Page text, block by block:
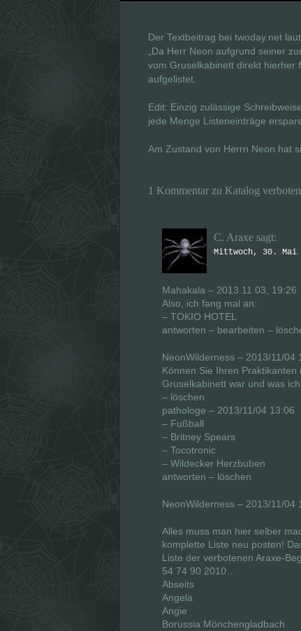
Der Textbeitrag bei twoday.net
„Da Herr Neon aufgrund seiner
vom Gruselkabinett direkt hierher
aufgelistet.
Edit: Einzig zulässige
jede Menge Listeneinträge
Am Zustand von Herrn Neon hat
1 Kommentar zu Katalog
C. Araxe sagt:
Mittwoch, 30. Mai
Mahakala – 2013.11.03, 19:26
Also, ich fang mal an:
– TOKIO HOTEL
antworten – bearbeiten –
NeonWilderness – 2013/11/04
Können Sie Ihren
Gruselkabinett war und was
– löschen
pathologe – 2013/11/04 13:06
– Fußball
– Britney Spears
– Tocotronic
– Wildecker Herzbuben
antworten – löschen
NeonWilderness – 2013/11/04
Alles muss man hier selber
komplette Liste neu posten!
Liste der verbotenen Araxe-
54 74 90 2010…
Abseits
Angela
Angie
Borussia Mönchengladbach